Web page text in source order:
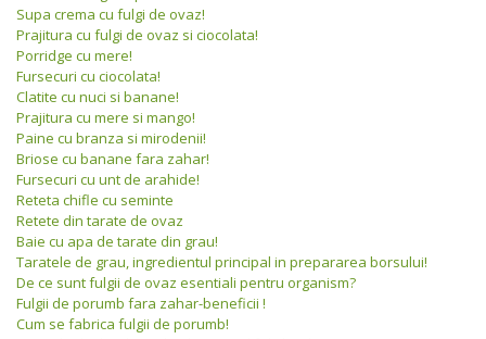
Supa crema cu fulgi de ovaz!
Prajitura cu fulgi de ovaz si ciocolata!
Porridge cu mere!
Fursecuri cu ciocolata!
Clatite cu nuci si banane!
Prajitura cu mere si mango!
Paine cu branza si mirodenii!
Briose cu banane fara zahar!
Fursecuri cu unt de arahide!
Reteta chifle cu seminte
Retete din tarate de ovaz
Baie cu apa de tarate din grau!
Taratele de grau, ingredientul principal in prepararea borsului!
De ce sunt fulgii de ovaz esentiali pentru organism?
Fulgii de porumb fara zahar-beneficii !
Cum se fabrica fulgii de porumb!